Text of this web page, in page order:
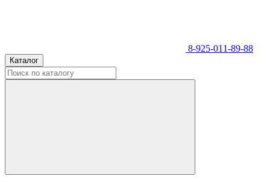
8-925-011-89-88
Каталог